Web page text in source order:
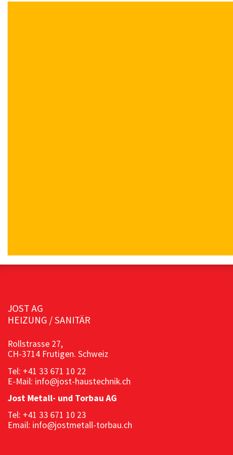
JOST AG
HEIZUNG / SANITÄR
Rollstrasse 27,
CH-3714 Frutigen. Schweiz
Tel: +41 33 671 10 22
E-Mail: info@jost-haustechnik.ch
Jost Metall- und Torbau AG
Tel: +41 33 671 10 23
Email: info@jostmetall-torbau.ch